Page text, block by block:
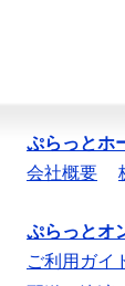
ぷらっとホ
会社概要
ぷらっとオ
ご利用ガイ